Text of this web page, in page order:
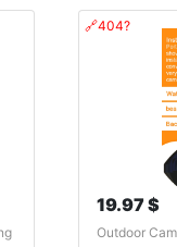
🔗404?
19.97 $
Outdoor